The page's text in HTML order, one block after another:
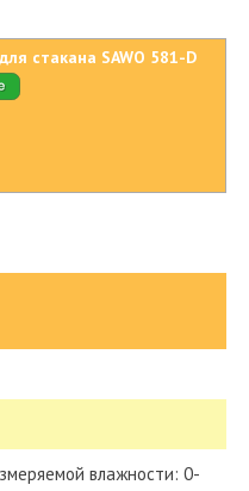
стакана SAWO 581-D
влажности: 0-